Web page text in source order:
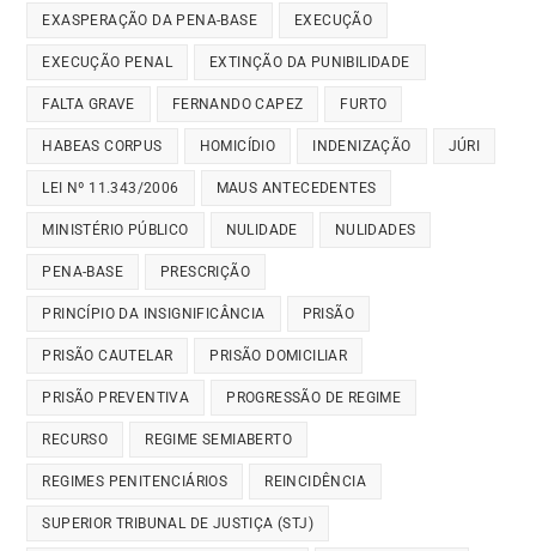
EXASPERAÇÃO DA PENA-BASE EXECUÇÃO
EXECUÇÃO PENAL EXTINÇÃO DA PUNIBILIDADE
FALTA GRAVE FERNANDO CAPEZ FURTO
HABEAS CORPUS HOMICÍDIO INDENIZAÇÃO JÚRI
LEI Nº 11.343/2006 MAUS ANTECEDENTES
MINISTÉRIO PÚBLICO NULIDADE NULIDADES
PENA-BASE PRESCRIÇÃO
PRINCÍPIO DA INSIGNIFICÂNCIA PRISÃO
PRISÃO CAUTELAR PRISÃO DOMICILIAR
PRISÃO PREVENTIVA PROGRESSÃO DE REGIME
RECURSO REGIME SEMIABERTO
REGIMES PENITENCIÁRIOS REINCIDÊNCIA
SUPERIOR TRIBUNAL DE JUSTIÇA (STJ)